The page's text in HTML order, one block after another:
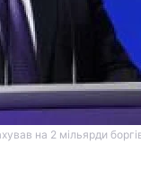
на 2 мільярди